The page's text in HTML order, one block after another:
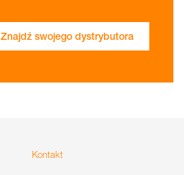
Znajdź swojego dystrybutora
Kontakt